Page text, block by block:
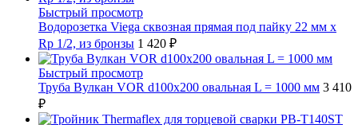
Быстрый просмотр
Водорозетка Viega сквозная прямая под пайку 22 мм х
Rp 1/2, из бронзы 1 420 ₽
Быстрый просмотр
Труба Вулкан VOR d100x200 овальная L = 1000 мм 3 410
₽